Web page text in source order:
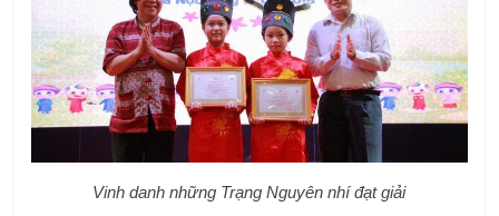
Vinh danh những Trạng Nguyên nhí đạt giải